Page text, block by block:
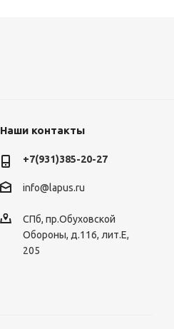
Наши контакты
+7(931)385-20-27
info@lapus.ru
СПб, пр.Обуховской
Обороны, д.116, лит.Е,
205